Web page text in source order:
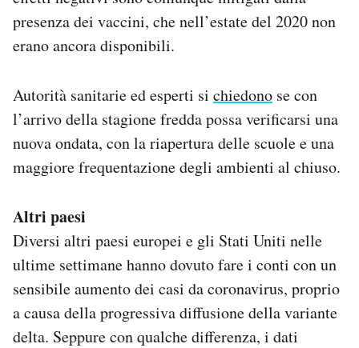
presenza dei vaccini, che nell’estate del 2020 non
erano ancora disponibili.
Autorità sanitarie ed esperti si chiedono se con
l’arrivo della stagione fredda possa verificarsi una
nuova ondata, con la riapertura delle scuole e una
maggiore frequentazione degli ambienti al chiuso.
Altri paesi
Diversi altri paesi europei e gli Stati Uniti nelle
ultime settimane hanno dovuto fare i conti con un
sensibile aumento dei casi da coronavirus, proprio
a causa della progressiva diffusione della variante
delta. Seppure con qualche differenza, i dati